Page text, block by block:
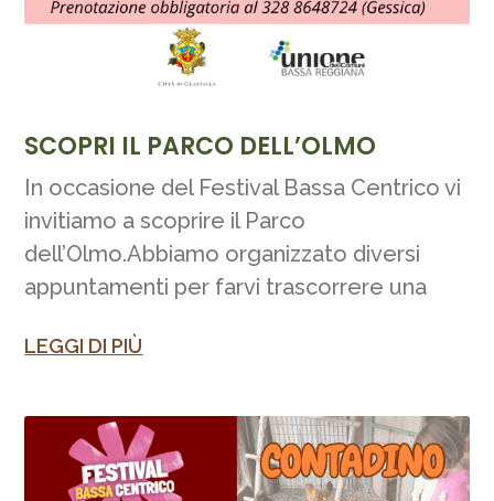
SCOPRI IL PARCO DELL’OLMO
In occasione del Festival Bassa Centrico vi
invitiamo a scoprire il Parco
dell’Olmo.Abbiamo organizzato diversi
appuntamenti per farvi trascorrere una
LEGGI DI PIÙ